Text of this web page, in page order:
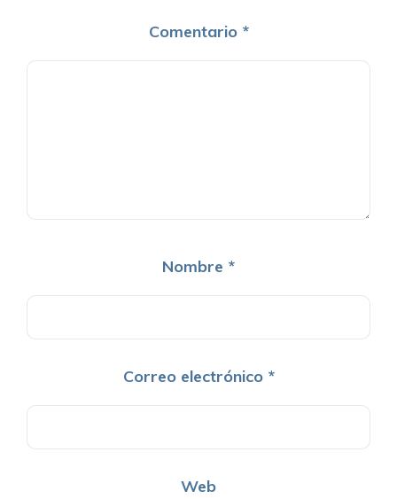
Comentario *
Nombre *
Correo electrónico *
Web